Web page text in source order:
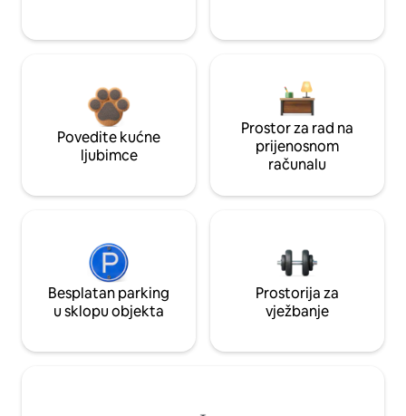
Povedite kućne
ljubimce
Prostor za rad na
prijenosnom
računalu
Besplatan parking
u sklopu objekta
Prostorija za
vježbanje